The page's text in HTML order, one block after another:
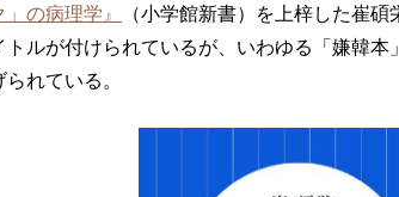
の病理学』
（小学館新書）を上梓した崔碩
ルが付けられているが、いわゆる「嫌韓本
れている。